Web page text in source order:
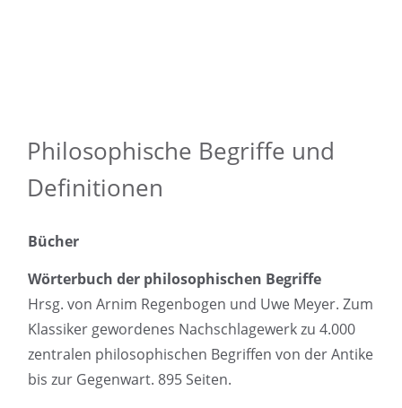
Philosophische Begriffe und
Definitionen
Bücher
Wörterbuch der philosophischen Begriffe
Hrsg. von Arnim Regenbogen und Uwe Meyer. Zum
Klassiker gewordenes Nachschlagewerk zu 4.000
zentralen philosophischen Begriffen von der Antike
bis zur Gegenwart. 895 Seiten.